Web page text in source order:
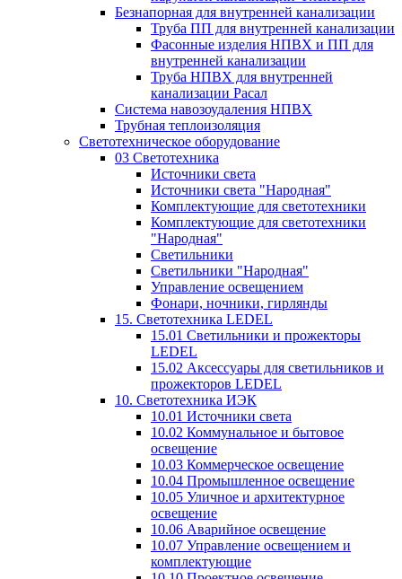
Безнапорная для внутренней канализации
Труба ПП для внутренней канализации
Фасонные изделия НПВХ и ПП для
внутренней канализации
Труба НПВХ для внутренней
канализации Расал
Система навозоудаления НПВХ
Трубная теплоизоляция
Светотехническое оборудование
03 Светотехника
Источники света
Источники света "Народная"
Комплектующие для светотехники
Комплектующие для светотехники
"Народная"
Светильники
Светильники "Народная"
Управление освещением
Фонари, ночники, гирлянды
15. Светотехника LEDEL
15.01 Светильники и прожекторы
LEDEL
15.02 Аксессуары для светильников и
прожекторов LEDEL
10. Светотехника ИЭК
10.01 Источники света
10.02 Коммунальное и бытовое
освещение
10.03 Коммерческое освещение
10.04 Промышленное освещение
10.05 Уличное и архитектурное
освещение
10.06 Аварийное освещение
10.07 Управление освещением и
комплектующие